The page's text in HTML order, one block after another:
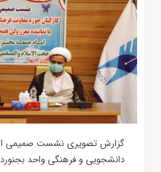
گزارش تصویری نشست صمیمی
دانشجویی و فرهنگی واحد بجنورد/